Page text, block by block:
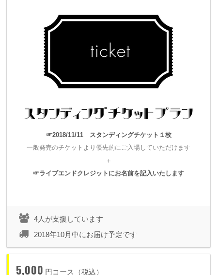
前回詰め切ることができなかった
・ディテールのリハーサルを重ねるための時間的予算的な余裕
ができること
・会場とパフォーマーとをリンクさせたレーザー演出、舞台制
そして何より、このクラウドファンディングを通して
強く感じた
☞2018/11/11 スタンディングチケット１枚
一般発売のチケットより優先的にご入場していただけます
＋
☞ライブエンドクレジットにお名前を記入いたします
4人が支援しています
2018年10月中にお届け予定です
5,000 円コース（税込）